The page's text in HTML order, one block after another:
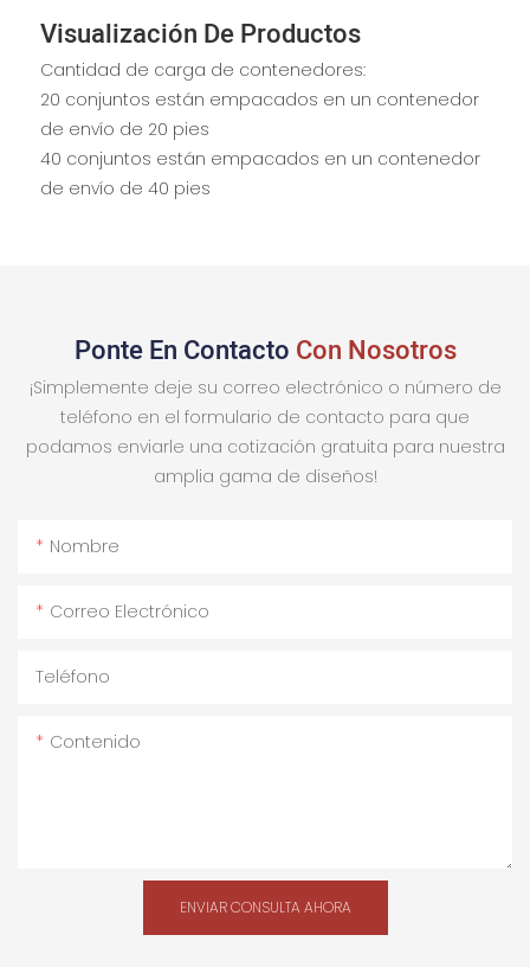
Visualización De Productos
Cantidad de carga de contenedores:
20 conjuntos están empacados en un contenedor
de envío de 20 pies
40 conjuntos están empacados en un contenedor
de envío de 40 pies
Ponte En Contacto Con Nosotros
¡Simplemente deje su correo electrónico o número de
teléfono en el formulario de contacto para que
podamos enviarle una cotización gratuita para nuestra
amplia gama de diseños!
Nombre
Correo Electrónico
Teléfono
Contenido
ENVIAR CONSULTA AHORA